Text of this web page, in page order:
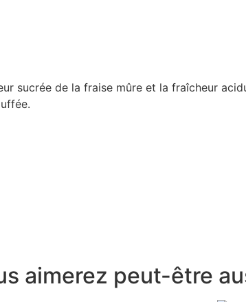
sucrée de la fraise mûre et la fraîcheur
aimerez peut-être